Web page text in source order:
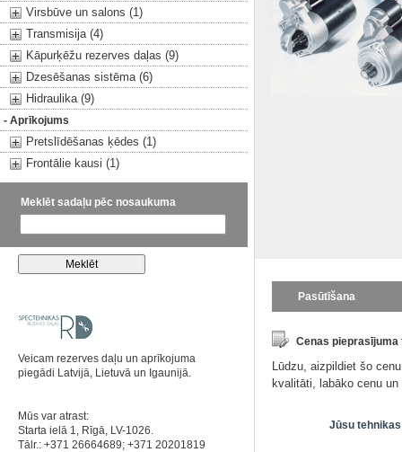
Virsbūve un salons (1)
Transmisija (4)
Kāpurķēžu rezerves daļas (9)
Dzesēšanas sistēma (6)
Hidraulika (9)
- Aprīkojums
Pretslīdēšanas ķēdes (1)
Frontālie kausi (1)
Meklēt sadaļu pēc nosaukuma
Veicam rezerves daļu un aprīkojuma
piegādi Latvijā, Lietuvā un Igaunijā.
Mūs var atrast:
Starta ielā 1, Rīgā, LV-1026.
Tālr.: +371 26664689; +371 20201819
Pasūtīšana
Cenas pieprasījuma
Lūdzu, aizpildiet šo
kvalitāti, labāko cenu
Jūsu